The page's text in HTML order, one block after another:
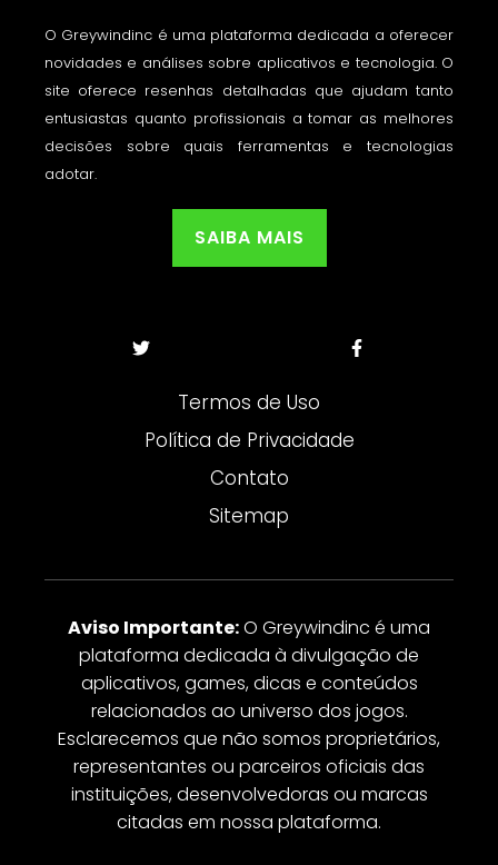
O Greywindinc é uma plataforma dedicada a oferecer
novidades e análises sobre aplicativos e tecnologia. O
site oferece resenhas detalhadas que ajudam tanto
entusiastas quanto profissionais a tomar as melhores
decisões sobre quais ferramentas e tecnologias
adotar.
SAIBA MAIS
Termos de Uso
Política de Privacidade
Contato
Sitemap
Aviso Importante:O Greywindinc é uma
plataforma dedicada à divulgação de
aplicativos, games, dicas e conteúdos
relacionados ao universo dos jogos.
Esclarecemos que não somos proprietários,
representantes ou parceiros oficiais das
instituições, desenvolvedoras ou marcas
citadas em nossa plataforma.